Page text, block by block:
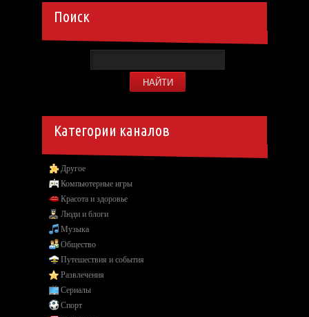
Поиск
Категории каналов
Другое
Компьютерные игры
Красота и здоровье
Люди и блоги
Музыка
Общество
Путешествия и события
Развлечения
Сериалы
Спорт